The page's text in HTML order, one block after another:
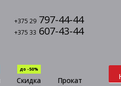
+375 29 797-44-44
+375 33 607-43-44
Скидка
до -50%
Прокат